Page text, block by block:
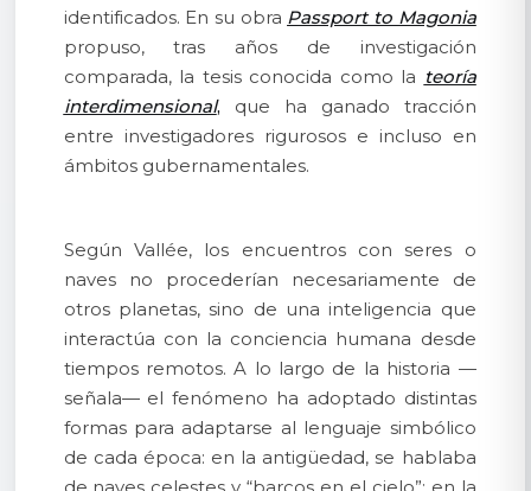
identificados. En su obra Passport to Magonia
propuso, tras años de investigación
comparada, la tesis conocida como la teoría
interdimensional, que ha ganado tracción
entre investigadores rigurosos e incluso en
ámbitos gubernamentales.
Según Vallée, los encuentros con seres o
naves no procederían necesariamente de
otros planetas, sino de una inteligencia que
interactúa con la conciencia humana desde
tiempos remotos. A lo largo de la historia —
señala— el fenómeno ha adoptado distintas
formas para adaptarse al lenguaje simbólico
de cada época: en la antigüedad, se hablaba